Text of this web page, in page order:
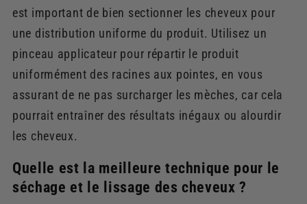
est important de bien sectionner les cheveux pour
une distribution uniforme du produit. Utilisez un
pinceau applicateur pour répartir le produit
uniformément des racines aux pointes, en vous
assurant de ne pas surcharger les mèches, car cela
pourrait entraîner des résultats inégaux ou alourdir
les cheveux.
Quelle est la meilleure technique pour le
séchage et le lissage des cheveux ?